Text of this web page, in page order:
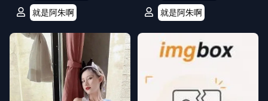
就是阿朱啊
就是阿朱啊